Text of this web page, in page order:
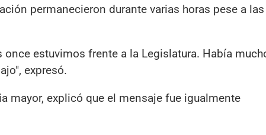
permanecieron durante varias horas pese a las
estuvimos frente a la Legislatura. Había
expresó.
mayor, explicó que el mensaje fue igualmente